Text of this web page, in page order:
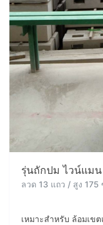
รุ่นถักปม ไวน์แม
ลวด 13 แถว / สูง
เหมาะสำหรับ ล้อมเ